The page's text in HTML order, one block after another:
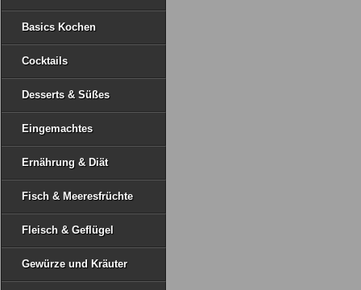
Basics Kochen
Cocktails
Desserts & Süßes
Eingemachtes
Ernährung & Diät
Fisch & Meeresfrüchte
Fleisch & Geflügel
Gewürze und Kräuter